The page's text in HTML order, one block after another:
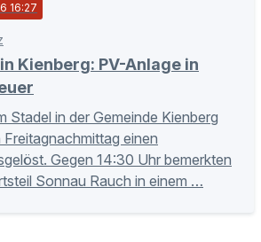
16:27
Kienberg: PV-Anlage in
Stadel in der Gemeinde Kienberg
einen
Gegen 14:30 Uhr bemerkten
Sonnau Rauch in einem …